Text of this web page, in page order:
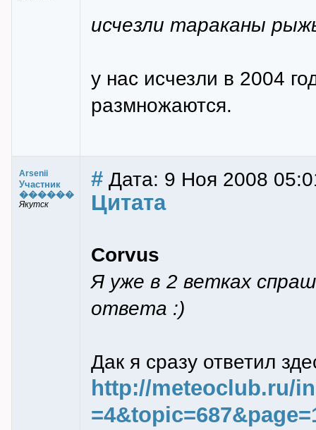
исчезли тараканы
у нас исчезли в 2004
размножаются.
Arsenii
Участник
������
Якутск
# Дата: 9 Ноя 2008
Цитата
Corvus
Я уже в 2 ветках
ответа :)
Дак я сразу ответил
http://meteoclub.ru/